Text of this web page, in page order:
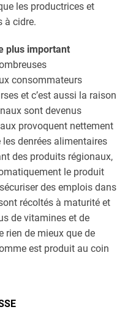
les productrices et
à cidre.
plus important
consommateurs
et c’est aussi la raison
sont devenus
provoquent nettement
les denrées alimentaires
des produits régionaux,
le produit
des emplois dans
récoltés à maturité et
de vitamines et de
rien de mieux que de
est produit au coin